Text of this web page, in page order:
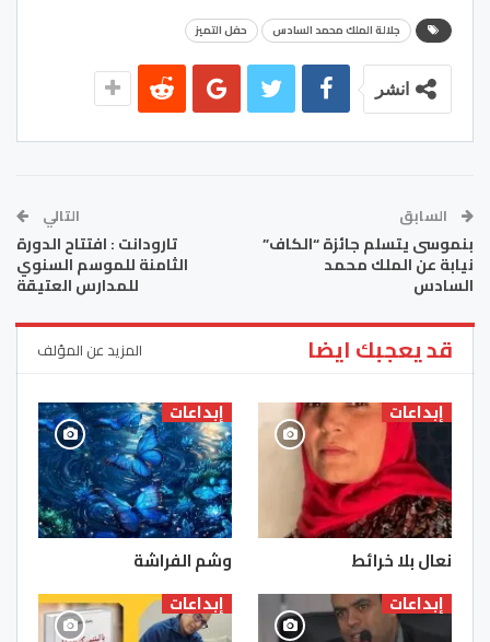
جلالة الملك محمد السادس حفل التميز
انشر
السابق
بنموسى يتسلم جائزة “الكاف”
نيابة عن الملك محمد
السادس
التالي
تارودانت : افتتاح الدورة
الثامنة للموسم السنوي
للمدارس العتيقة
قد يعجبك ايضا المزيد عن المؤلف
إبداعات
نعال بلا خرائط
إبداعات
وشم الفراشة
إبداعات إبداعات